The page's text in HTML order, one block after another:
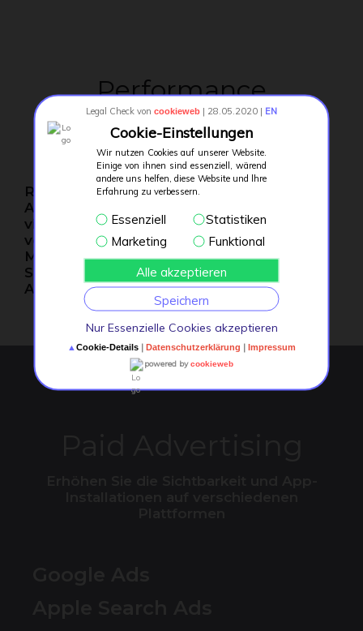
Performance
Measurement &
Competitor Analysis​
Regelmäßige Performance-Analyse und
Auswertung mit allen textlichen und
visuellen Optimierungen darüber hinaus
verfolgen Sie die Performance Ihrer
Mitbewerber und steigern Sie Ihre
Suchrankingspositionen durch parallele
Anpassungen
Legal Check von cookieweb| 28.05.2020 | EN
Cookie-Einstellungen
Wir nutzen Cookies auf unserer Website.
Einige von ihnen sind essenziell, wärend
andere uns helfen, diese Website und lhre
Erfahrung zu verbessern.
Essenziell
Statistiken
Marketing
Funktional
Alle akzeptieren
Speichern
Nur Essenzielle Cookies akzeptieren
▲ Cookie-Details | Datenschutzerklärung | Impressum
powered bycookieweb